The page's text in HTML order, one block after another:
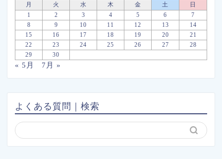
月
火 水 木 金 土
日
1
2 3 4 5 6
7
8
9 10 11 12 13
14
15
16 17 18 19 20
21
22
23 24 25 26 27
28
29
30
« 5月 7月 »
よくある質問｜検索